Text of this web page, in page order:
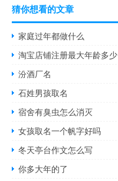
猜你想看的文章
家庭过年都做什么
淘宝店铺注册最大年龄多少
汾酒厂名
石姓男孩取名
宿舍有臭虫怎么消灭
女孩取名一个帆字好吗
冬天亭台作文怎么写
你多大年的了